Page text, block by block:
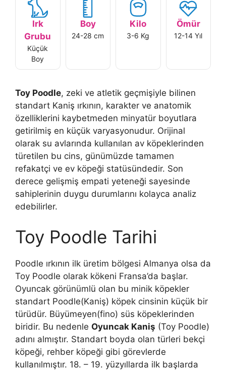
Irk
Grubu
Küçük
Boy
Boy
24-28 cm
Kilo
3-6 Kg
Ömür
12-14 Yıl
Toy Poodle, zeki ve atletik geçmişiyle bilinen
standart Kaniş ırkının, karakter ve anatomik
özelliklerini kaybetmeden minyatür boyutlara
getirilmiş en küçük varyasyonudur. Orijinal
olarak su avlarında kullanılan av köpeklerinden
türetilen bu cins, günümüzde tamamen
refakatçi ve ev köpeği statüsündedir. Son
derece gelişmiş empati yeteneği sayesinde
sahiplerinin duygu durumlarını kolayca analiz
edebilirler.
Toy Poodle Tarihi
Poodle ırkının ilk üretim bölgesi Almanya olsa da
Toy Poodle olarak kökeni Fransa’da başlar.
Oyuncak görünümlü olan bu minik köpekler
standart Poodle(Kaniş) köpek cinsinin küçük bir
türüdür. Büyümeyen(fino) süs köpeklerinden
biridir. Bu nedenle Oyuncak Kaniş (Toy Poodle)
adını almıştır. Standart boyda olan türleri bekçi
köpeği, rehber köpeği gibi görevlerde
kullanılmıştır. 18. – 19. yüzyıllarda ilk başlarda